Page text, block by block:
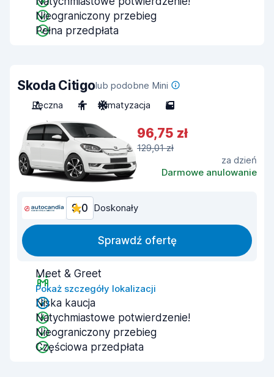
Nieograniczony przebieg
Pełna przedpłata
Skoda Citigolub podobne Mini
Ręczna
4 Klimatyzacja 5
96,75 zł
129,01 zł
za dzień
Darmowe anulowanie
9,0 Doskonały
Sprawdź ofertę
Meet & Greet
Pokaż szczegóły lokalizacji
Niska kaucja
Natychmiastowe potwierdzenie!
Nieograniczony przebieg
Częściowa przedpłata